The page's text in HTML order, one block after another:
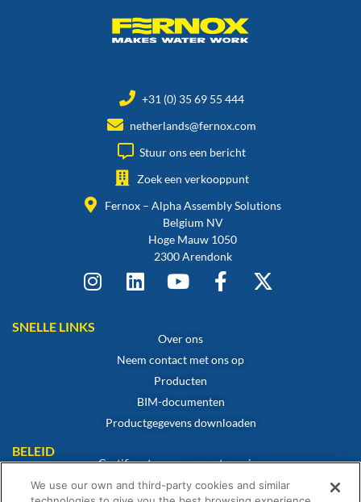
+31 (0) 35 69 55 444
netherlands@fernox.com
Stuur ons een bericht
Zoek een verkooppunt
Fernox – Alpha Assembly Solutions
Belgium NV
Hoge Mauw 1050
2300 Arendonk
SNELLE LINKS
Over ons
Neem contact met ons op
Producten
BIM-documenten
Productgegevens downloaden
BELEID
Certificaat van overeenstemming
Cookiebeleid
We use our own and third-party cookies and similar